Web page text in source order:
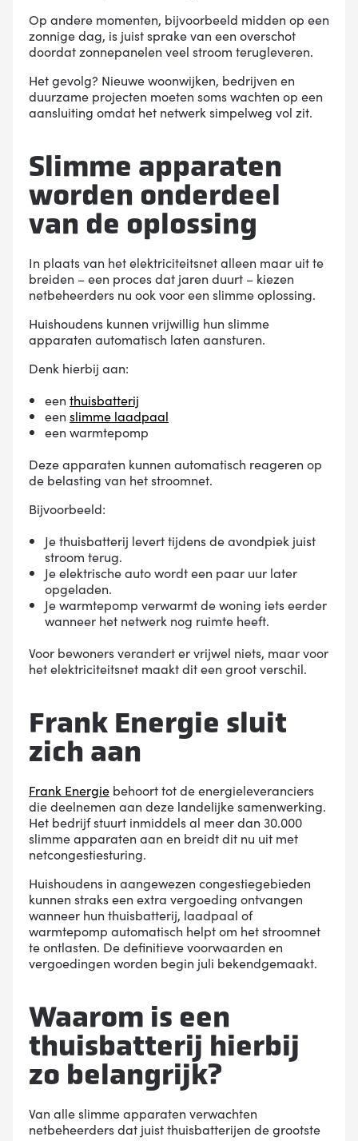
Op andere momenten, bijvoorbeeld midden op een
zonnige dag, is juist sprake van een overschot
doordat zonnepanelen veel stroom terugleveren.
Het gevolg? Nieuwe woonwijken, bedrijven en
duurzame projecten moeten soms wachten op een
aansluiting omdat het netwerk simpelweg vol zit.
Slimme apparaten
worden onderdeel
van de oplossing
In plaats van het elektriciteitsnet alleen maar uit te
breiden – een proces dat jaren duurt – kiezen
netbeheerders nu ook voor een slimme oplossing.
Huishoudens kunnen vrijwillig hun slimme
apparaten automatisch laten aansturen.
Denk hierbij aan:
een thuisbatterij
een slimme laadpaal
een warmtepomp
Deze apparaten kunnen automatisch reageren op
de belasting van het stroomnet.
Bijvoorbeeld:
Je thuisbatterij levert tijdens de avondpiek juist
stroom terug.
Je elektrische auto wordt een paar uur later
opgeladen.
Je warmtepomp verwarmt de woning iets eerder
wanneer het netwerk nog ruimte heeft.
Voor bewoners verandert er vrijwel niets, maar voor
het elektriciteitsnet maakt dit een groot verschil.
Frank Energie sluit
zich aan
Frank Energie behoort tot de energieleveranciers
die deelnemen aan deze landelijke samenwerking.
Het bedrijf stuurt inmiddels al meer dan 30.000
slimme apparaten aan en breidt dit nu uit met
netcongestiesturing.
Huishoudens in aangewezen congestiegebieden
kunnen straks een extra vergoeding ontvangen
wanneer hun thuisbatterij, laadpaal of
warmtepomp automatisch helpt om het stroomnet
te ontlasten. De definitieve voorwaarden en
vergoedingen worden begin juli bekendgemaakt.
Waarom is een
thuisbatterij hierbij
zo belangrijk?
Van alle slimme apparaten verwachten
netbeheerders dat juist thuisbatterijen de grootste